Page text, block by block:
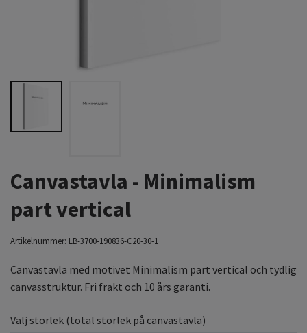
Canvastavla - Minimalism
part vertical
Artikelnummer: LB-3700-190836-C20-30-1
Canvastavla med motivet Minimalism part vertical och tydlig
canvasstruktur. Fri frakt och 10 års garanti.
Välj storlek (total storlek på canvastavla)